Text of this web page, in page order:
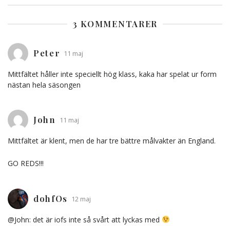
3 KOMMENTARER
Peter 11 maj
Mittfältet håller inte speciellt hög klass, kaka har spelat ur form
nästan hela säsongen
John 11 maj
Mittfältet är klent, men de har tre bättre målvakter än England.
GO REDS!!!
dohfOs 12 maj
@John: det är iofs inte så svårt att lyckas med